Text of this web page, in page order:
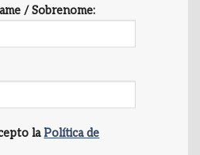
/ Sobrenome:
laPolítica de